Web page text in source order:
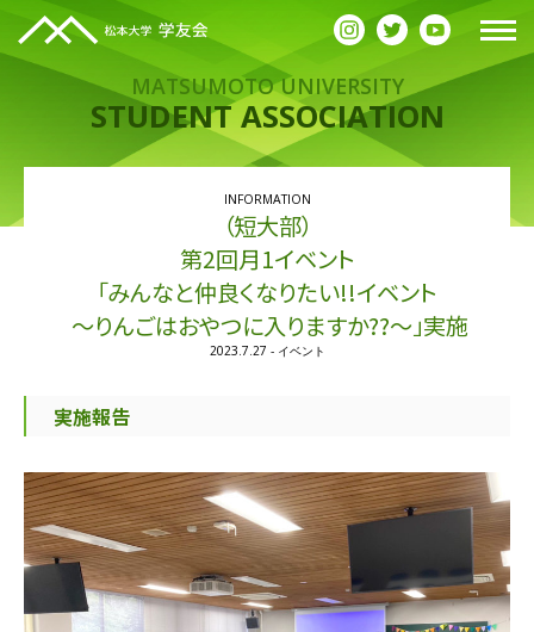
お知らせ
MATSUMOTO UNIVERSITY
STUDENT ASSOCIATION
INFORMATION
（短大部）
第2回月1イベント
「みんなと仲良くなりたい!!イベント
～りんごはおやつに入りますか??～」実施
2023.7.27 - イベント
実施報告